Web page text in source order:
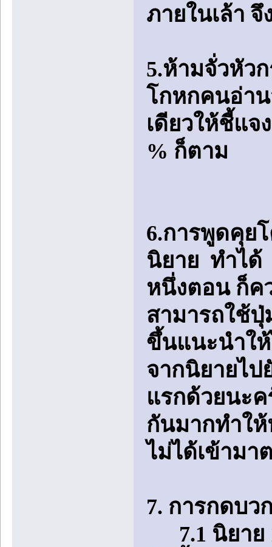
ภายในเล้า
5.ห้ามจั่วหัว
โกหกคนอ่าน
เดียวให้ชี้แจ
% ก็ตาม
6.การพูดคุย
นิยาย ทำได้
หนึ่งตอน ก็ค
สามารถใช้
ขึ้นแนะนำใ
จากนิยายไ
แรกด้วยนะ
กันมากทำใ
ไม่ได้เข้ามา
7. การกดบว
7.1 นิยาย